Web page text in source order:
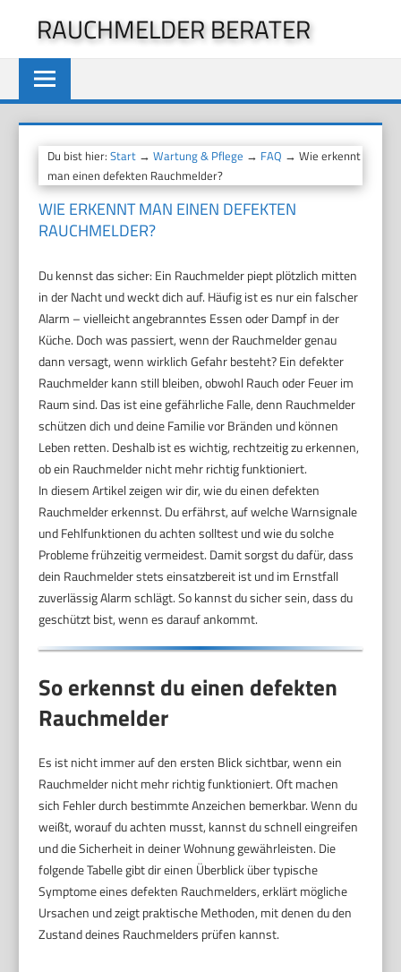
springen
RAUCHMELDER BERATER
Du bist hier:Start →Wartung & Pflege → FAQ → Wie erkennt
man einen defekten Rauchmelder?
WIE ERKENNT MAN EINEN DEFEKTEN
RAUCHMELDER?
Du kennst das sicher: Ein Rauchmelder piept plötzlich mitten
in der Nacht und weckt dich auf. Häufig ist es nur ein falscher
Alarm – vielleicht angebranntes Essen oder Dampf in der
Küche. Doch was passiert, wenn der Rauchmelder genau
dann versagt, wenn wirklich Gefahr besteht? Ein defekter
Rauchmelder kann still bleiben, obwohl Rauch oder Feuer im
Raum sind. Das ist eine gefährliche Falle, denn Rauchmelder
schützen dich und deine Familie vor Bränden und können
Leben retten. Deshalb ist es wichtig, rechtzeitig zu erkennen,
ob ein Rauchmelder nicht mehr richtig funktioniert.
In diesem Artikel zeigen wir dir, wie du einen defekten
Rauchmelder erkennst. Du erfährst, auf welche Warnsignale
und Fehlfunktionen du achten solltest und wie du solche
Probleme frühzeitig vermeidest. Damit sorgst du dafür, dass
dein Rauchmelder stets einsatzbereit ist und im Ernstfall
zuverlässig Alarm schlägt. So kannst du sicher sein, dass du
geschützt bist, wenn es darauf ankommt.
So erkennst du einen defekten
Rauchmelder
Es ist nicht immer auf den ersten Blick sichtbar, wenn ein
Rauchmelder nicht mehr richtig funktioniert. Oft machen
sich Fehler durch bestimmte Anzeichen bemerkbar. Wenn du
weißt, worauf du achten musst, kannst du schnell eingreifen
und die Sicherheit in deiner Wohnung gewährleisten. Die
folgende Tabelle gibt dir einen Überblick über typische
Symptome eines defekten Rauchmelders, erklärt mögliche
Ursachen und zeigt praktische Methoden, mit denen du den
Zustand deines Rauchmelders prüfen kannst.